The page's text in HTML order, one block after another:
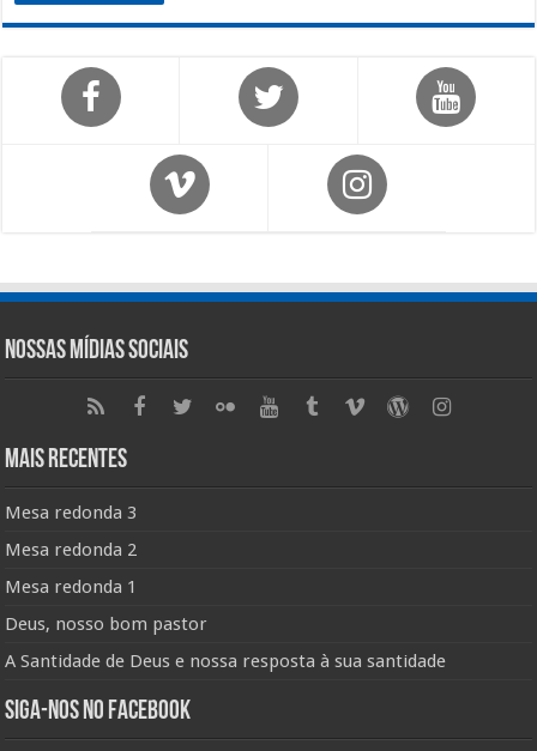
Nossas Mídias Sociais
Mais Recentes
Mesa redonda 3
Mesa redonda 2
Mesa redonda 1
Deus, nosso bom pastor
A Santidade de Deus e nossa resposta à sua santidade
Siga-nos no Facebook